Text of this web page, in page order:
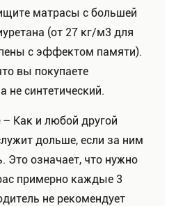
матрасы с большей
(от 27 кг/м3 для
с эффектом памяти).
вы покупаете
не синтетический.
– Как и любой другой
дольше, если за ним
Это означает, что нужно
примерно каждые 3
не рекомендует